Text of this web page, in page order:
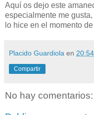
Aquí os dejo este
especialmente me
lo hice en el momento
Placido Guardiola en 20:54
Compartir
No hay comentarios: